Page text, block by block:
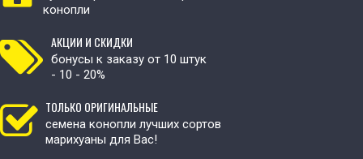
конопли
АКЦИИ И СКИДКИ
бонусы к заказу от 10 штук
- 10 - 20%
ТОЛЬКО ОРИГИНАЛЬНЫЕ
семена конопли лучших сортов
марихуаны для Вас!